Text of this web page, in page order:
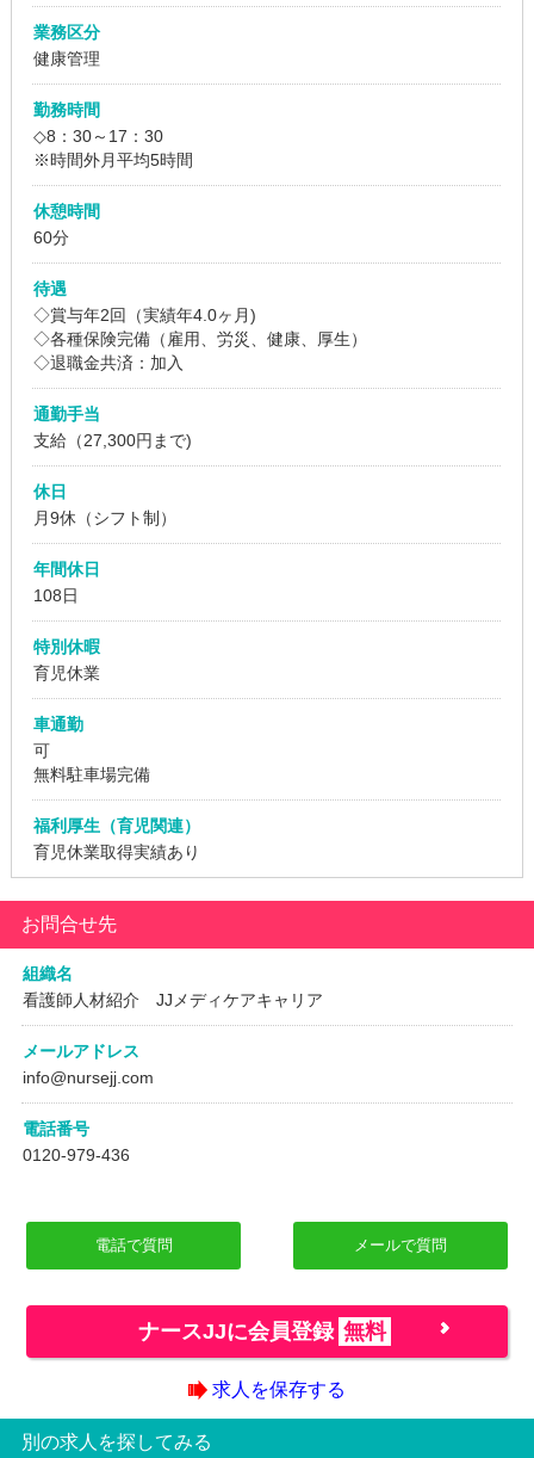
業務区分
健康管理
勤務時間
◇8：30～17：30
※時間外月平均5時間
休憩時間
60分
待遇
◇賞与年2回（実績年4.0ヶ月)
◇各種保険完備（雇用、労災、健康、厚生）
◇退職金共済：加入
通勤手当
支給（27,300円まで)
休日
月9休（シフト制）
年間休日
108日
特別休暇
育児休業
車通勤
可
無料駐車場完備
福利厚生（育児関連）
育児休業取得実績あり
お問合せ先
組織名
看護師人材紹介 JJメディケアキャリア
メールアドレス
info@nursejj.com
電話番号
0120-979-436
電話で質問 メールで質問
ナースJJに会員登録 無料
求人を保存する
別の求人を探してみる